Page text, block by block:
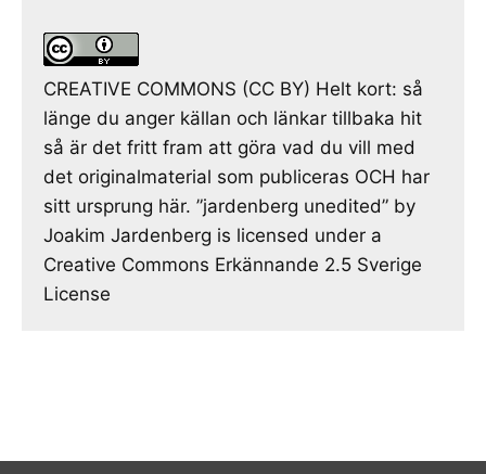
CREATIVE COMMONS (CC BY) Helt kort: så
länge du anger källan och länkar tillbaka hit
så är det fritt fram att göra vad du vill med
det originalmaterial som publiceras OCH har
sitt ursprung här. ”jardenberg unedited” by
Joakim Jardenberg is licensed under a
Creative Commons Erkännande 2.5 Sverige
License